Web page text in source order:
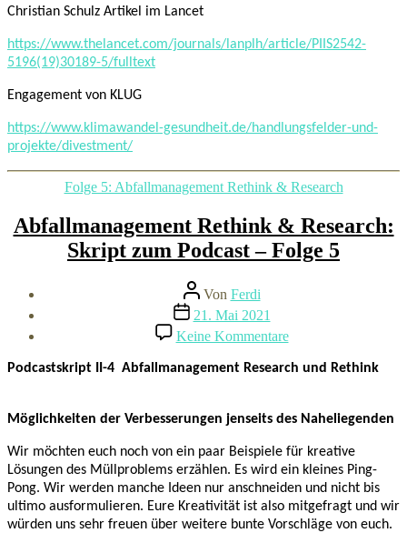
Divestment
Christian Schulz Artikel im Lancet
https://www.thelancet.com/journals/lanplh/article/PIIS2542-
5196(19)30189-5/fulltext
Engagement von KLUG
https://www.klimawandel-gesundheit.de/handlungsfelder-und-
projekte/divestment/
Kategorien
Folge 5: Abfallmanagement Rethink & Research
Abfallmanagement Rethink & Research:
Skript zum Podcast – Folge 5
Beitragsautor
Von Ferdi
Beitragsdatum
21. Mai 2021
Keine Kommentarezu
Abfallmanagement
Rethink
Skript
Podcast
–
Folge
5
Podcastskript II-4 Abfallmanagement Research und Rethink
Möglichkeiten der Verbesserungen jenseits des Naheliegenden
Wir möchten euch noch von ein paar Beispiele für kreative
Lösungen des Müllproblems erzählen. Es wird ein kleines Ping-
Pong. Wir werden manche Ideen nur anschneiden und nicht bis
ultimo ausformulieren. Eure Kreativität ist also mitgefragt und wir
würden uns sehr freuen über weitere bunte Vorschläge von euch.